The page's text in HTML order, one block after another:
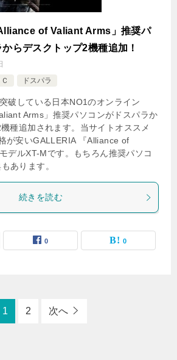
of Valiant Arms」推奨パ
らデスクトップ2機種追加！
ドスパラ
破している日本NO1のオンライン
Arms」推奨パソコンがドスパラか
種追加されます。当サイトオススメ
が安いGALLERIA 『Alliance of
デルXT-Mです。もちろん推奨パソコ
あります。
続きを読む
0 0
1 2 次へ